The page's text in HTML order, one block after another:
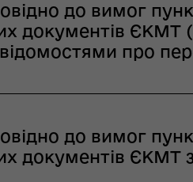
до вимог
документів ЄКМТ
відомостями про
до вимог
документів ЄКМТ